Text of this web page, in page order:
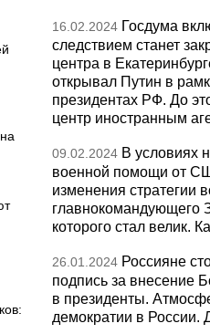
16.02.2024 Госдума
следствием станет
центра в
открывал Путин в
президентах РФ. До
центр иностранным
09.02.2024 В условиях
военной помощи от
изменения стратегии
главнокомандующего
которого стал велик.
26.01.2024 Россияне
подпись за внесение
в президенты.
демократии в России.